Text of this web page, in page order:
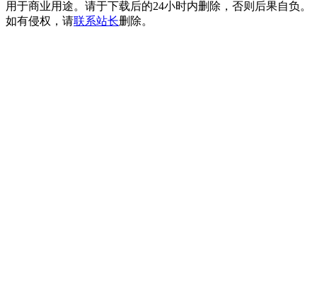
用于商业用途。请于下载后的24小时内删除，否则后果自负。
如有侵权，请联系站长删除。